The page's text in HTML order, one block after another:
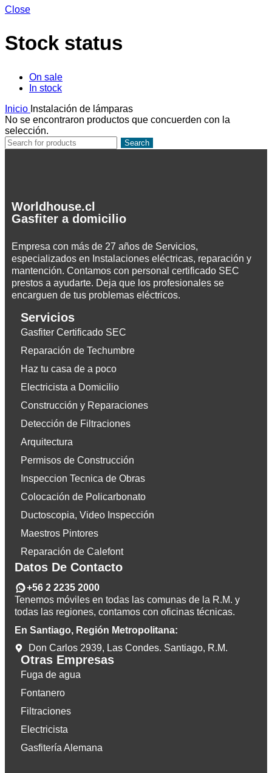
Close
Stock status
On sale
In stock
Inicio Instalación de lámparas
No se encontraron productos que concuerden con la
selección.
Search
Worldhouse.cl
Gasfiter a domicilio
Empresa con más de 27 años de Servicios,
especializados en Instalaciones eléctricas, reparación y
mantención. Contamos con personal certificado SEC
prestos a ayudarte. Deja que los profesionales se
encarguen de tus problemas eléctricos.
Servicios
Gasfiter Certificado SEC
Reparación de Techumbre
Haz tu casa de a poco
Electricista a Domicilio
Construcción y Reparaciones
Detección de Filtraciones
Arquitectura
Permisos de Construcción
Inspeccion Tecnica de Obras
Colocación de Policarbonato
Ductoscopia, Video Inspección
Maestros Pintores
Reparación de Calefont
Datos De Contacto
+56 2 2235 2000
Tenemos móviles en todas las comunas de la R.M. y
todas las regiones, contamos con oficinas técnicas.
En Santiago, Región Metropolitana:
Don Carlos 2939, Las Condes. Santiago, R.M.
Otras Empresas
Fuga de agua
Fontanero
Filtraciones
Electricista
Gasfitería Alemana